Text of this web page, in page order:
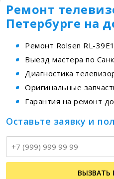
Ремонт
Петербурге на
Ремонт Rolsen RL-
Выезд мастера по
Диагностика
Оригинальные
Гарантия на ремонт
Оставьте заявку и
ВЫЗВАТЬ